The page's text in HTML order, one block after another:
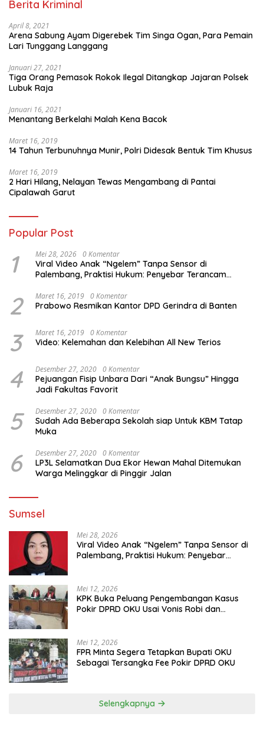
Berita Kriminal
April 8, 2021
Arena Sabung Ayam Digerebek Tim Singa Ogan, Para Pemain
Lari Tunggang Langgang
Januari 27, 2021
Tiga Orang Pemasok Rokok Ilegal Ditangkap Jajaran Polsek
Lubuk Raja
Januari 16, 2021
Menantang Berkelahi Malah Kena Bacok
Maret 16, 2019
14 Tahun Terbunuhnya Munir, Polri Didesak Bentuk Tim Khusus
Maret 16, 2019
2 Hari Hilang, Nelayan Tewas Mengambang di Pantai
Cipalawah Garut
Popular Post
1 Mei 28, 2026 0 Komentar
Viral Video Anak “Ngelem” Tanpa Sensor di
Palembang, Praktisi Hukum: Penyebar Terancam
2 Maret 16, 2019 0 Komentar
Prabowo Resmikan Kantor DPD Gerindra di Banten
3 Maret 16, 2019 0 Komentar
Video: Kelemahan dan Kelebihan All New Terios
4 Desember 27, 2020 0 Komentar
Pejuangan Fisip Unbara Dari “Anak Bungsu” Hingga
Jadi Fakultas Favorit
5 Desember 27, 2020 0 Komentar
Sudah Ada Beberapa Sekolah siap Untuk KBM Tatap
Muka
6 Desember 27, 2020 0 Komentar
LP3L Selamatkan Dua Ekor Hewan Mahal Ditemukan
Warga Melinggkar di Pinggir Jalan
Sumsel
Mei 28, 2026
Viral Video Anak “Ngelem” Tanpa Sensor di
Palembang, Praktisi Hukum: Penyebar
Mei 12, 2026
KPK Buka Peluang Pengembangan Kasus
Pokir DPRD OKU Usai Vonis Robi dan
Mei 12, 2026
FPR Minta Segera Tetapkan Bupati OKU
Sebagai Tersangka Fee Pokir DPRD OKU
Selengkapnya